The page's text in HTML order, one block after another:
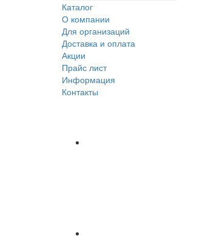
Каталог
О компании
Для организаций
Доставка и оплата
Акции
Прайс лист
Информация
Контакты